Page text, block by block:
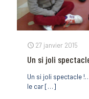
27 janvier 2015
Un si joli
Un si joli spectacle
le car[…]